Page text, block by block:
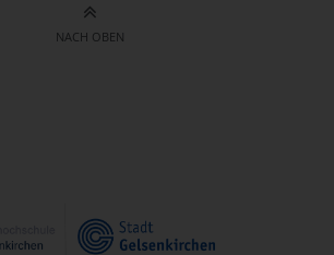
NACH OBEN